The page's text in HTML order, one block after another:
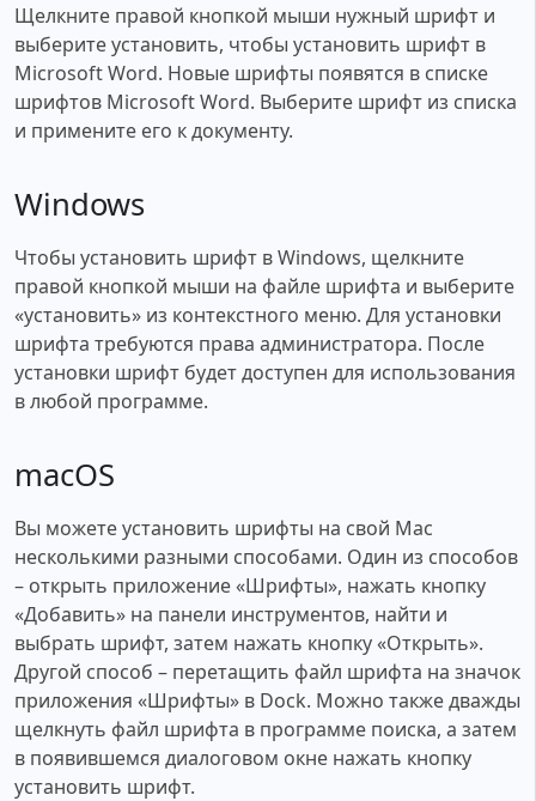
Щелкните правой кнопкой мыши нужный шрифт и
выберите установить, чтобы установить шрифт в
Microsoft Word. Новые шрифты появятся в списке
шрифтов Microsoft Word. Выберите шрифт из списка
и примените его к документу.
Windows
Чтобы установить шрифт в Windows, щелкните
правой кнопкой мыши на файле шрифта и выберите
«установить» из контекстного меню. Для установки
шрифта требуются права администратора. После
установки шрифт будет доступен для использования
в любой программе.
macOS
Вы можете установить шрифты на свой Mac
несколькими разными способами. Один из способов
– открыть приложение «Шрифты», нажать кнопку
«Добавить» на панели инструментов, найти и
выбрать шрифт, затем нажать кнопку «Открыть».
Другой способ – перетащить файл шрифта на значок
приложения «Шрифты» в Dock. Можно также дважды
щелкнуть файл шрифта в программе поиска, а затем
в появившемся диалоговом окне нажать кнопку
установить шрифт.